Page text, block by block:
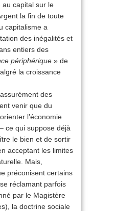
au capital sur le
la fin de toute
capitalisme a
des inégalités et
entiers des
périphérique » de
la croissance
des
venir que du
l’économie
ce qui suppose déjà
le bien et de sortir
acceptant les limites
Mais,
préconisent certains
réclamant parfois
par le Magistère
la doctrine sociale